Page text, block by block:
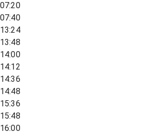
07:20
07:40
13:24
13:48
14:00
14:12
14:36
14:48
15:36
15:48
16:00